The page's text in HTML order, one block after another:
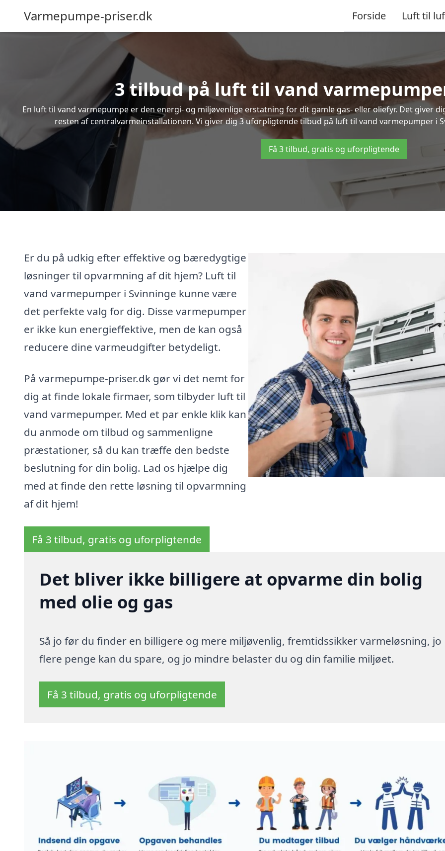
Varmepumpe-priser.dk Forside Luft til
3 tilbud på luft til vand
En luft til vand varmepumpe er den energi- og miljøvenlige erstatning for dit gamle gas- eller oliefyr. Det giver
resten af centralvarmeinstallationen. Vi giver dig 3 uforpligtende tilbud på luft til vand varmepumper i
Få 3 tilbud, gratis og uforpligtende
Er du på udkig efter effektive og bæredygtige
løsninger til opvarmning af dit hjem? Luft til
vand varmepumper i Svinninge kunne være
det perfekte valg for dig. Disse varmepumper
er ikke kun energieffektive, men de kan også
reducere dine varmeudgifter betydeligt.
På varmepumpe-priser.dk gør vi det nemt for
dig at finde lokale firmaer, som tilbyder luft til
vand varmepumper. Med et par enkle klik kan
du anmode om tilbud og sammenligne
præstationer, så du kan træffe den bedste
beslutning for din bolig. Lad os hjælpe dig
med at finde den rette løsning til opvarmning
af dit hjem!
Få 3 tilbud, gratis og uforpligtende
Det bliver ikke billigere at opvarme din bolig
med olie og gas
Så jo før du finder en billigere og mere miljøvenlig, fremtidssikker varmeløsning, jo
flere penge kan du spare, og jo mindre belaster du og din familie miljøet.
Få 3 tilbud, gratis og uforpligtende